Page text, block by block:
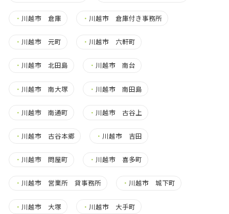
・ 川越市 倉庫 ・ 川越市 倉庫付き事務所
・ 川越市 元町 ・ 川越市 六軒町
・ 川越市 北田島 ・ 川越市 南台
・ 川越市 南大塚 ・ 川越市 南田島
・ 川越市 南通町 ・ 川越市 古谷上
・ 川越市 古谷本郷 ・ 川越市 吉田
・ 川越市 問屋町 ・ 川越市 喜多町
・ 川越市 営業所 貸事務所 ・ 川越市 城下町
・ 川越市 大塚 ・ 川越市 大手町